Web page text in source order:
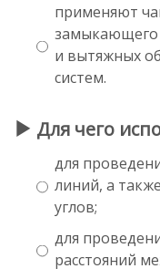
применяют
замыкающего
и вытяжных
систем.
Для чего
для
линий, а
углов;
для
расстояний